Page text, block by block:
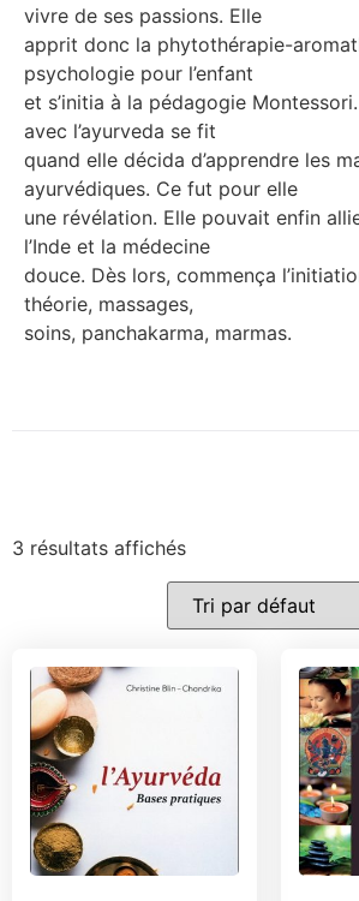
vivre de ses passions. Elle
apprit donc la phytothérapie-
psychologie pour l’enfant
et s’initia à la pédagogie
avec l’ayurveda se fit
quand elle décida d’apprendre les
ayurvédiques. Ce fut pour elle
une révélation. Elle pouvait enfin
l’Inde et la médecine
douce. Dès lors, commença
théorie, massages,
soins, panchakarma, marmas.
3 résultats affichés